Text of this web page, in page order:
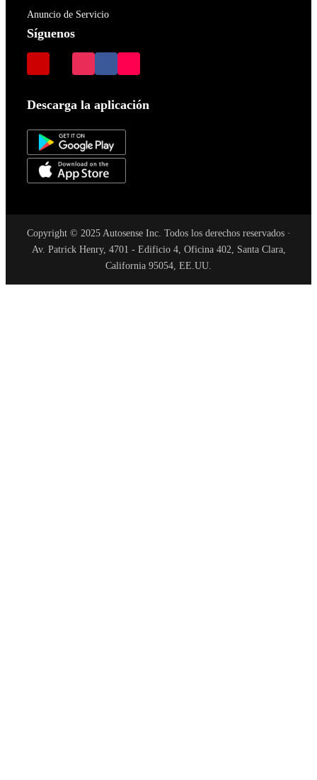
Anuncio de Servicio
Síguenos
Descarga la aplicación
Copyright © 2025 Autosense Inc. Todos los derechos reservados ·
Av. Patrick Henry, 4701 - Edificio 4, Oficina 402, Santa Clara,
California 95054, EE.UU.